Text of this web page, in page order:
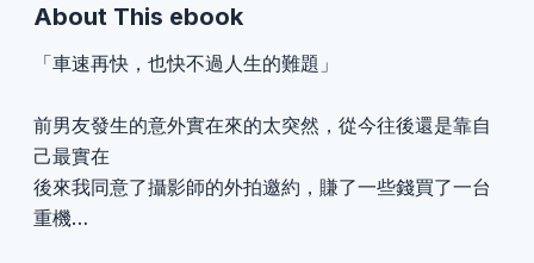
About This ebook
「車速再快，也快不過人生的難題」
前男友發生的意外實在來的太突然，從今往後還是靠自
己最實在
後來我同意了攝影師的外拍邀約，賺了一些錢買了一台
重機…